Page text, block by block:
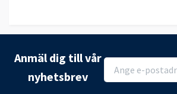
Anmäl dig till vår
nyhetsbrev